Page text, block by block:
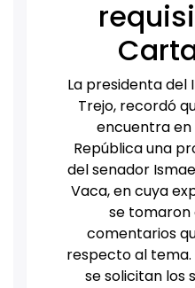
La presidenta del
Trejo, recordó
encuentra en
República una
del senador
Vaca, en cuya
se tomaron
comentarios
respecto al
se solicitan los